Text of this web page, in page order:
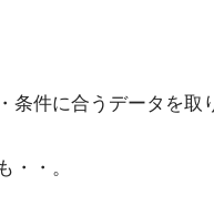
条件に合うデータを取
・・。